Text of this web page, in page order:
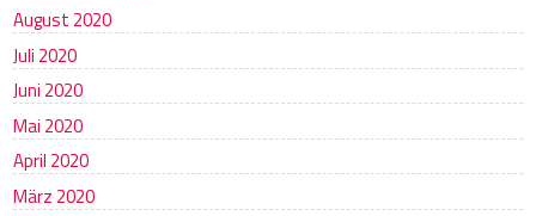
August 2020
Juli 2020
Juni 2020
Mai 2020
April 2020
März 2020